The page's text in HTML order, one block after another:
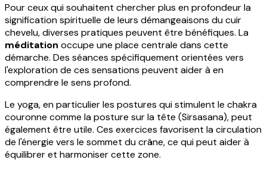
Pour ceux qui souhaitent chercher plus en profondeur la
signification spirituelle de leurs démangeaisons du cuir
chevelu, diverses pratiques peuvent être bénéfiques. La
méditation occupe une place centrale dans cette
démarche. Des séances spécifiquement orientées vers
l'exploration de ces sensations peuvent aider à en
comprendre le sens profond.
Le yoga, en particulier les postures qui stimulent le chakra
couronne comme la posture sur la tête (Sirsasana), peut
également être utile. Ces exercices favorisent la circulation
de l'énergie vers le sommet du crâne, ce qui peut aider à
équilibrer et harmoniser cette zone.